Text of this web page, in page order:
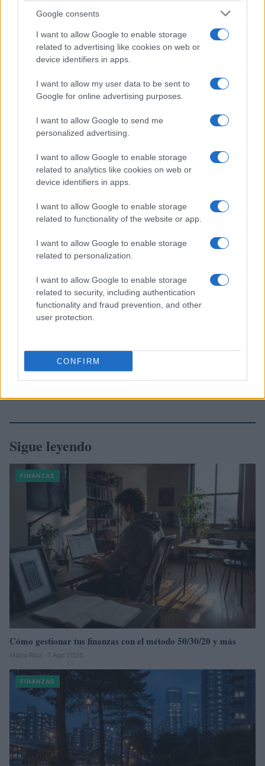
Google consents
I want to allow Google to enable storage
related to advertising like cookies on web or
device identifiers in apps.
I want to allow my user data to be sent to
Google for online advertising purposes.
I want to allow Google to send me
personalized advertising.
I want to allow Google to enable storage
related to analytics like cookies on web or
device identifiers in apps.
I want to allow Google to enable storage
related to functionality of the website or app.
I want to allow Google to enable storage
related to personalization.
I want to allow Google to enable storage
related to security, including authentication
functionality and fraud prevention, and other
user protection.
CONFIRM
correo electrónico ante el Departamento de Política
Juvenil y Servicio Civil Universal. El Departamento
responderá en un plazo de 30 días
AUTOR
Consejo editorial
Sigue leyendo
FINANZAS
Cómo gestionar tus finanzas con el método 50/30/20 y más
Marta Ruiz · 7 Ago 2026
FINANZAS